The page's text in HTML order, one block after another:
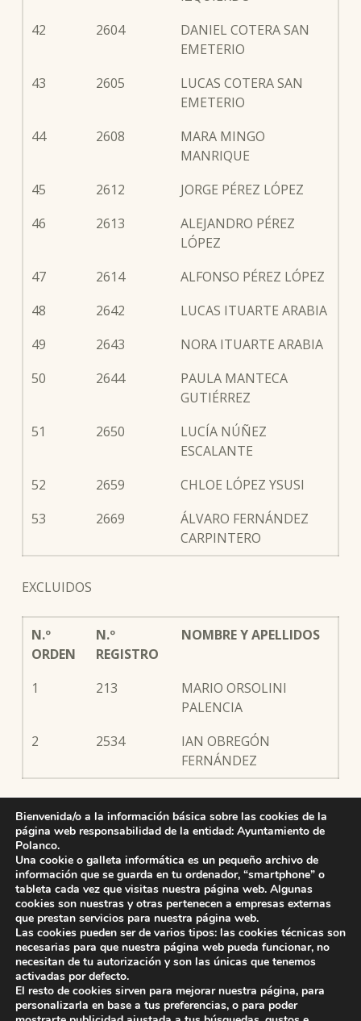
42
2604
DANIEL COTERA SAN
EMETERIO
43
2605
LUCAS COTERA SAN
EMETERIO
44
2608
MARA MINGO
MANRIQUE
45
2612
JORGE PÉREZ LÓPEZ
46
2613
ALEJANDRO PÉREZ
LÓPEZ
47
2614
ALFONSO PÉREZ LÓPEZ
48
2642
LUCAS ITUARTE ARABIA
49
2643
NORA ITUARTE ARABIA
50
2644
PAULA MANTECA
GUTIÉRREZ
51
2650
LUCÍA NÚÑEZ
ESCALANTE
52
2659
CHLOE LÓPEZ YSUSI
53
2669
ÁLVARO FERNÁNDEZ
CARPINTERO
EXCLUIDOS
N.º
ORDEN
N.º
REGISTRO
NOMBRE Y APELLIDOS
1 213
MARIO ORSOLINI
PALENCIA
2
2534
IAN OBREGÓN
FERNÁNDEZ
Se concede un plazo de 3 días naturales a partir de la publicación
de la presente lista para que las personas excluidas aporten la
documentación que justifique la necesidad del servicio.
Skip back to main navigation
Bienvenida/o a la información básica sobre las cookies de la
página web responsabilidad de la entidad: Ayuntamiento de
Polanco.
Una cookie o galleta informática es un pequeño archivo de
información que se guarda en tu ordenador, “smartphone” o
tableta cada vez que visitas nuestra página web. Algunas
cookies son nuestras y otras pertenecen a empresas externas
que prestan servicios para nuestra página web.
Las cookies pueden ser de varios tipos: las cookies técnicas son
necesarias para que nuestra página web pueda funcionar, no
necesitan de tu autorización y son las únicas que tenemos
activadas por defecto.
El resto de cookies sirven para mejorar nuestra página, para
personalizarla en base a tus preferencias, o para poder